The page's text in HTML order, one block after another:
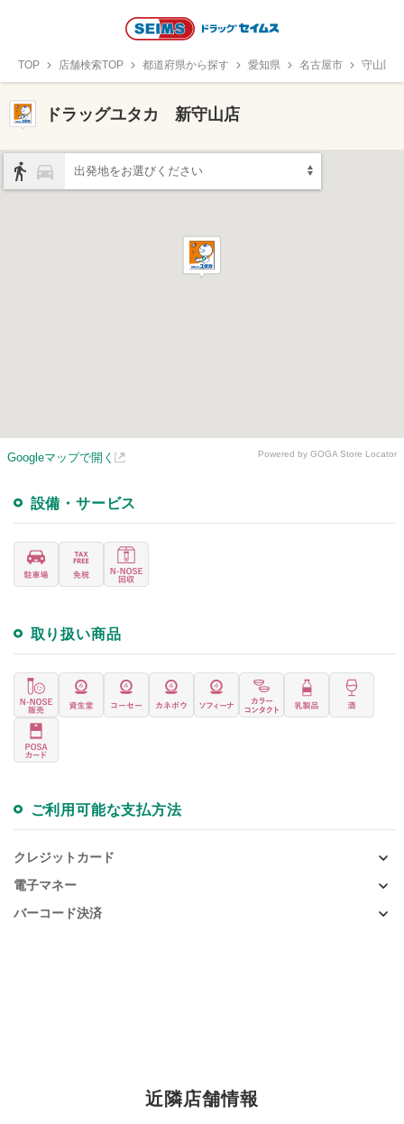
TOP 店舗検索TOP 都道府県から探す 愛知県 名古屋市 守山区
ドラッグユタカ 新守山店
出発地をお選びください
Googleマップで開く Powered by GOGA Store Locator
設備・サービス
取り扱い商品
ご利用可能な支払方法
クレジットカード
電子マネー
バーコード決済
近隣店舗情報